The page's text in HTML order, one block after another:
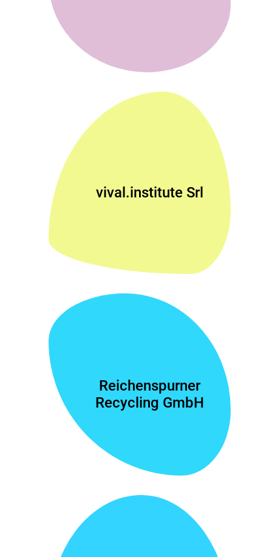
vival.institute Srl
Reichenspurner
Recycling GmbH